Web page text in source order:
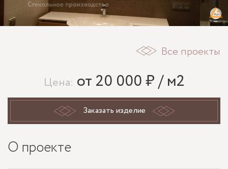
Все проекты
Цена: от 20 000 ₽ / м2
Заказать изделие
О проекте